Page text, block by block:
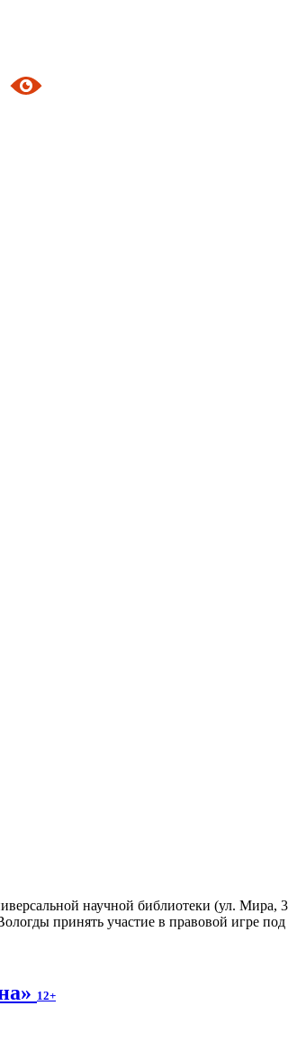
научной библиотеки (ул. Мира,
принять участие в правовой игре
12+